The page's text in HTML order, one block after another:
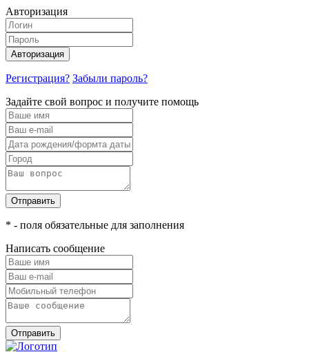
Авторизация
Авторизация
Регистрация? Забыли пароль?
Задайте свой вопрос и получите помощь
Отправить
* - поля обязательные для заполнения
Написать сообщение
Отправить